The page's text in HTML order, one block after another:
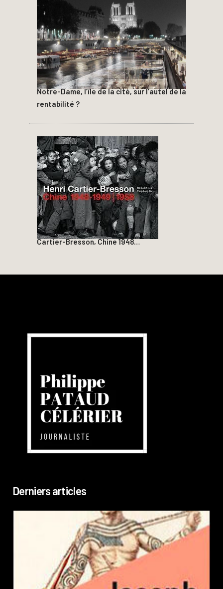
Notre-Dame, l’île de la cité, sur l’autel de la
rentabilité ?
Cartier-Bresson, Chine 1948…
Derniers articles